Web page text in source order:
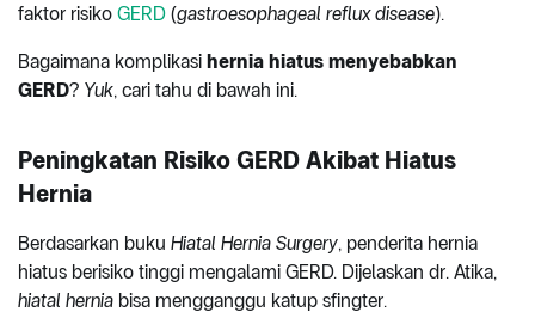
faktor risiko GERD (gastroesophageal reflux disease).
Bagaimana komplikasi hernia hiatus menyebabkan
GERD? Yuk, cari tahu di bawah ini.
Peningkatan Risiko GERD Akibat Hiatus
Hernia
Berdasarkan buku Hiatal Hernia Surgery, penderita hernia
hiatus berisiko tinggi mengalami GERD. Dijelaskan dr. Atika,
hiatal hernia bisa mengganggu katup sfingter.